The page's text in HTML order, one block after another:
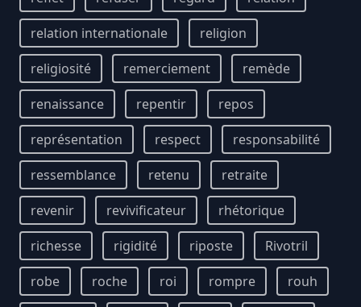
relation internationale
religion
religiosité
remerciement
remède
renaissance
repentir
repos
représentation
respect
responsabilité
ressemblance
retenu
retraite
revenir
revivificateur
rhétorique
richesse
rigidité riposte
Rivotril
robe
roche roi rompre
rouh